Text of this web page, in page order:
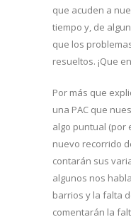
que acuden a
tiempo y, de
que los
resueltos. ¡Que
Por más que
una PAC que
algo puntual (por
nuevo recorrido
contarán sus
algunos nos
barrios y la falta
comentarán la